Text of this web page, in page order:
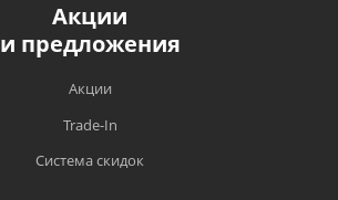
Акции
и предложения
Акции
Trade-In
Система скидок